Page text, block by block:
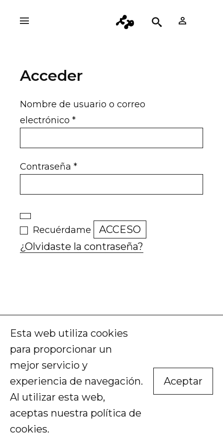
Acceder
Nombre de usuario o correo
electrónico *Obligatorio
Contraseña *Obligatorio
Recuérdame
ACCESO
¿Olvidaste la contraseña?
Esta web utiliza cookies
para proporcionar un
mejor servicio y
experiencia de navegación.
Al utilizar esta web,
aceptas nuestra política de
cookies.
Aceptar